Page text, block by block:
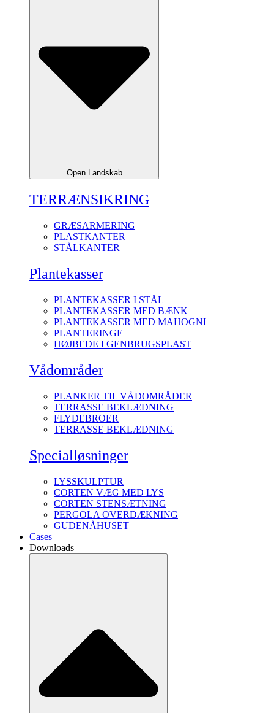
Open Landskab
TERRÆNSIKRING
GRÆSARMERING
PLASTKANTER
STÅLKANTER
Plantekasser
PLANTEKASSER I STÅL
PLANTEKASSER MED BÆNK
PLANTEKASSER MED MAHOGNI
PLANTERINGE
HØJBEDE I GENBRUGSPLAST
Vådområder
PLANKER TIL VÅDOMRÅDER
TERRASSE BEKLÆDNING
FLYDEBROER
TERRASSE BEKLÆDNING
Specialløsninger
LYSSKULPTUR
CORTEN VÆG MED LYS
CORTEN STENSÆTNING
PERGOLA OVERDÆKNING
GUDENÅHUSET
Cases
Downloads